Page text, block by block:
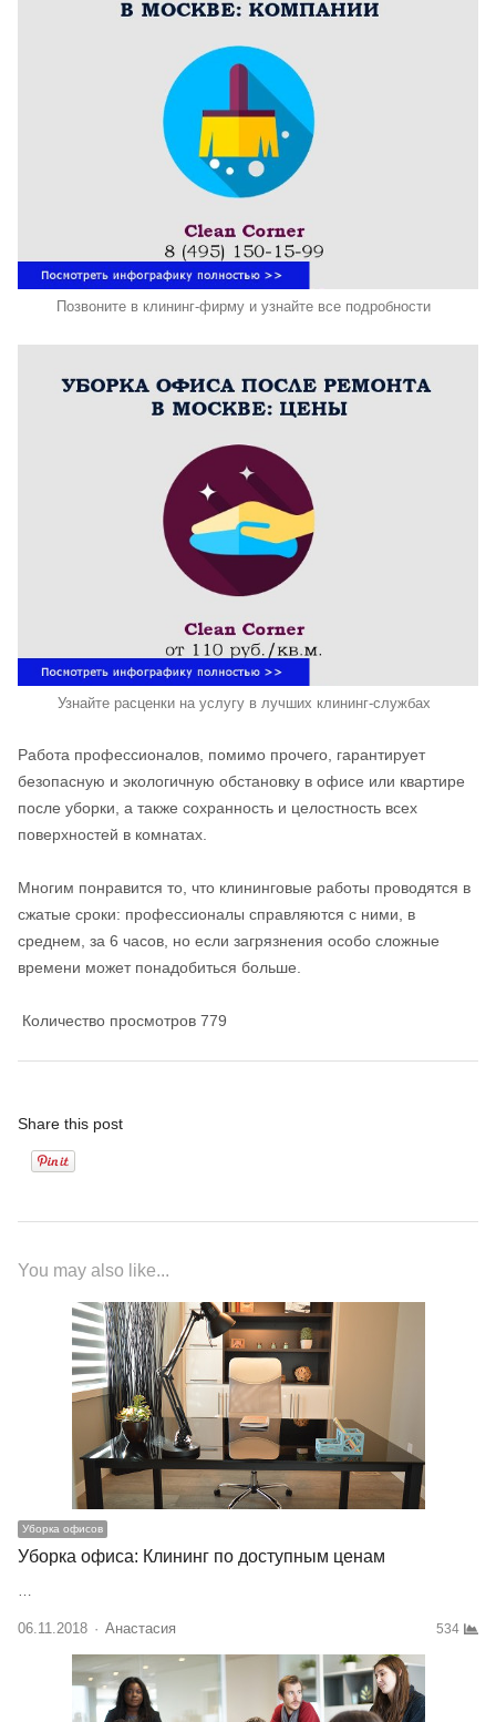
Позвоните в клининг-фирму и узнайте все подробности
Узнайте расценки на услугу в лучших клининг-службах
Работа профессионалов, помимо прочего, гарантирует
безопасную и экологичную обстановку в офисе или квартире
после уборки, а также сохранность и целостность всех
поверхностей в комнатах.
Многим понравится то, что клининговые работы проводятся в
сжатые сроки: профессионалы справляются с ними, в
среднем, за 6 часов, но если загрязнения особо сложные
времени может понадобиться больше.
Количество просмотров 779
Share this post
You may also like...
Уборка офисов
Уборка офиса: Клининг по доступным ценам
…
06.11.2018 Author
Анастасия 534